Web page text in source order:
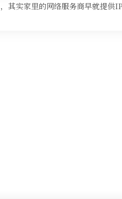
其实家里的网络服务商早就提供